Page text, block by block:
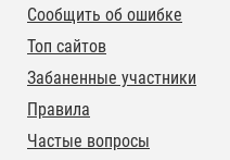
Сообщить об ошибке
Топ сайтов
Забаненные участники
Правила
Частые вопросы